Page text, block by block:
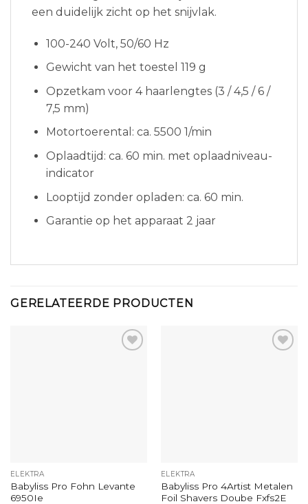
een duidelijk zicht op het snijvlak.
100-240 Volt, 50/60 Hz
Gewicht van het toestel 119 g
Opzetkam voor 4 haarlengtes (3 / 4,5 / 6 /
7,5 mm)
Motortoerental: ca. 5500 1/min
Oplaadtijd: ca. 60 min. met oplaadniveau-
indicator
Looptijd zonder opladen: ca. 60 min.
Garantie op het apparaat 2 jaar
GERELATEERDE PRODUCTEN
ELEKTRA
Babyliss Pro Fohn Levante
6950Ie
ELEKTRA
Babyliss Pro 4Artist Metalen
Foil Shavers Doube Fxfs2E